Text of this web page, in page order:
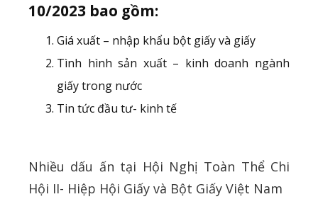
10/2023 bao gồm:
Giá xuất – nhập khẩu bột giấy và giấy
Tình hình sản xuất – kinh doanh ngành
giấy trong nước
Tin tức đầu tư- kinh tế
Nhiều dấu ấn tại Hội Nghị Toàn Thể Chi
Hội II- Hiệp Hội Giấy và Bột Giấy Việt Nam